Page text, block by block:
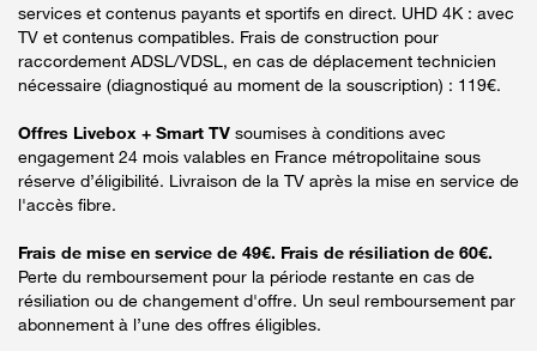
services et contenus payants et sportifs en direct. UHD 4K : avec
TV et contenus compatibles. Frais de construction pour
raccordement ADSL/VDSL, en cas de déplacement technicien
nécessaire (diagnostiqué au moment de la souscription) : 119€.
Offres Livebox + Smart TV soumises à conditions avec
engagement 24 mois valables en France métropolitaine sous
réserve d’éligibilité. Livraison de la TV après la mise en service de
l'accès fibre.
Frais de mise en service de 49€. Frais de résiliation de 60€.
Perte du remboursement pour la période restante en cas de
résiliation ou de changement d'offre. Un seul remboursement par
abonnement à l’une des offres éligibles.